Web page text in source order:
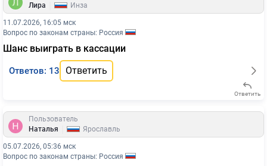
Лира
Инза
11.07.2026, 16:05 мск
Вопрос по законам страны: Россия
Шанс выиграть в кассации
Ответов: 13 Ответить
Ответить
Пользователь
Наталья
Ярославль
05.07.2026, 05:36 мск
Вопрос по законам страны: Россия